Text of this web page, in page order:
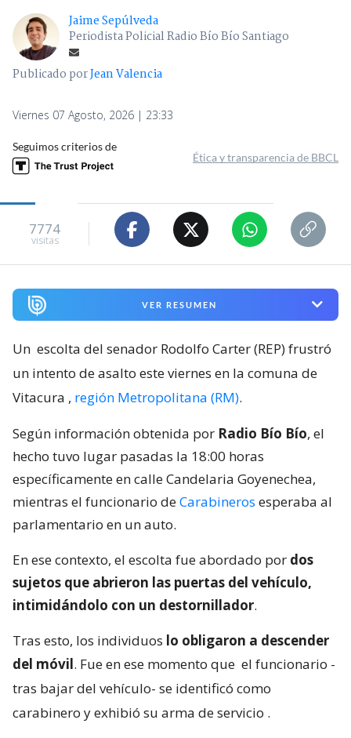
Jaime Sepúlveda
Periodista Policial Radio Bío Bío Santiago
Publicado porJean Valencia
Viernes 07 Agosto, 2026 | 23:33
Seguimos criterios de
Ética y transparencia de BBCL
7774
visitas
VER RESUMEN
Un escolta del senador Rodolfo Carter (REP) frustró
un intento de asalto este viernes en la comuna de
Vitacura , región Metropolitana (RM).
Según información obtenida por Radio Bío Bío, el
hecho tuvo lugar pasadas la 18:00 horas
específicamente en calle Candelaria Goyenechea,
mientras el funcionario deCarabineros esperaba al
parlamentario en un auto.
En ese contexto, el escolta fue abordado por dos
sujetos que abrieron las puertas del vehículo,
intimidándolo con un destornillador.
Tras esto, los individuos lo obligaron a descender
del móvil. Fue en ese momento que el funcionario -
tras bajar del vehículo- se identificó como
carabinero y exhibió su arma de servicio .